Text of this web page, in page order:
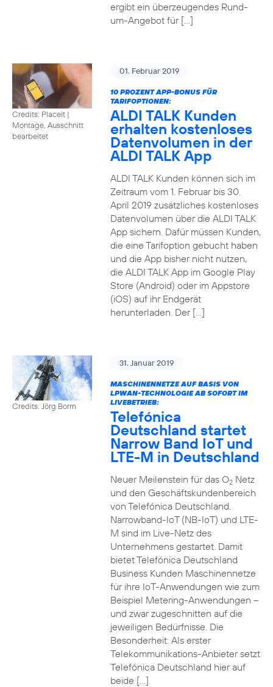
ergibt ein überzeugendes Rund-
um-Angebot für […]
Credits: Placeit |
Montage, Ausschnitt
bearbeitet
01. Februar 2019
10 PROZENT APP-BONUS FÜR
TARIFOPTIONEN:
ALDI TALK Kunden
erhalten kostenloses
Datenvolumen in der
ALDI TALK App
ALDI TALK Kunden können sich im
Zeitraum vom 1. Februar bis 30.
April 2019 zusätzliches kostenloses
Datenvolumen über die ALDI TALK
App sichern. Dafür müssen Kunden,
die eine Tarifoption gebucht haben
und die App bisher nicht nutzen,
die ALDI TALK App im Google Play
Store (Android) oder im Appstore
(iOS) auf ihr Endgerät
herunterladen. Der […]
Credits: Jörg Borm
31. Januar 2019
MASCHINENNETZE AUF BASIS VON
LPWAN-TECHNOLOGIE AB SOFORT IM
LIVEBETRIEB:
Telefónica
Deutschland startet
Narrow Band IoT und
LTE-M in Deutschland
Neuer Meilenstein für das O2Netz
und den Geschäftskundenbereich
von Telefónica Deutschland.
Narrowband-IoT (NB-IoT) und LTE-
M sind im Live-Netz des
Unternehmens gestartet. Damit
bietet Telefónica Deutschland
Business Kunden Maschinennetze
für ihre IoT-Anwendungen wie zum
Beispiel Metering-Anwendungen –
und zwar zugeschnitten auf die
jeweiligen Bedürfnisse. Die
Besonderheit: Als erster
Telekommunikations-Anbieter setzt
Telefónica Deutschland hier auf
beide […]